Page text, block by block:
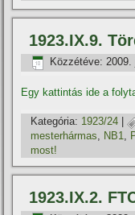
1923.IX.9.
Közzétéve: 2009.
Egy kattintás ide a
Kategória: 1923/24 |
mesterhármas, NB1,
most!
1923.IX.2.